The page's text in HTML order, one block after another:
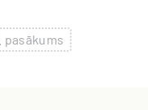
pasākums